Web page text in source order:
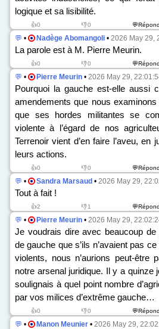
logique et sa lisibilité.
👍0 👎0
💬 • Nadège Abomangoli • 2026 May 29,
La parole est à M. Pierre Meurin.
👍0 👎0
💬 • Pierre Meurin • 2026 May 29,
Pourquoi la gauche est-elle aussi
amendements que nous
que ses hordes militantes se
violente à l’égard de nos
Terrenoir vient d’en faire l’aveu, en
leurs actions.
👍0 👎0
💬 • Sandra Marsaud • 2026 May 29,
Tout à fait !
👍2 👎1
💬 • Pierre Meurin • 2026 May 29,
Je voudrais dire avec beaucoup
de gauche que s’ils n’avaient pas
violents, nous n’aurions peut-être
notre arsenal juridique. Il y a quinze
soulignais à quel point nombre
par vos milices d’extrême gauche…
👍0 👎0
💬 • Manon Meunier • 2026 May 29,